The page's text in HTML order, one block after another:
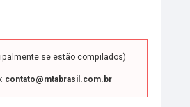
se estão compilados)
contato@mtabrasil.com.br